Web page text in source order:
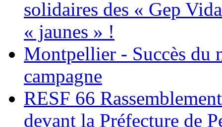
solidaires des « Gep
« jaunes » !
Montpellier - Succès du
campagne
RESF 66
devant la Préfecture de